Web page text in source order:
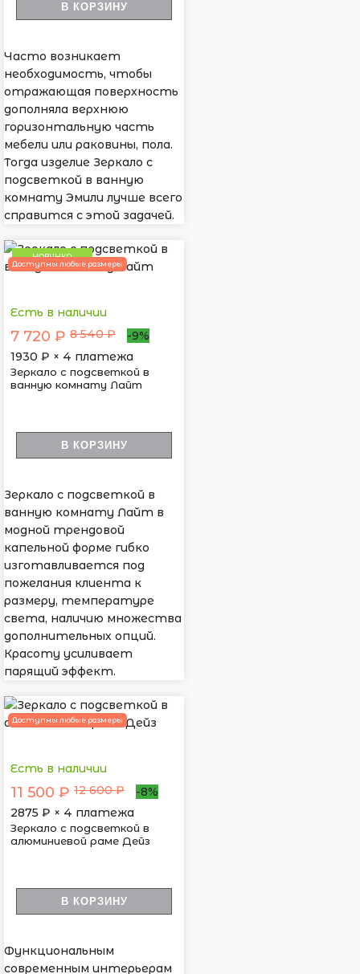
В КОРЗИНУ
Часто возникает
необходимость, чтобы
отражающая поверхность
дополняла верхнюю
горизонтальную часть
мебели или раковины, пола.
Тогда изделие Зеркало с
подсветкой в ванную
комнату Эмили лучше всего
справится с этой задачей.
НОВИНКА
Доступны любые размеры
Есть в наличии
7 720 ₽ 8 540 ₽
-9%
1930 ₽ × 4 платежа
Зеркало с подсветкой в
ванную комнату Лайт
В КОРЗИНУ
Зеркало с подсветкой в
ванную комнату Лайт в
модной трендовой
капельной форме гибко
изготавливается под
пожелания клиента к
размеру, температуре
света, наличию множества
дополнительных опций.
Красоту усиливает
парящий эффект.
Доступны любые размеры
Есть в наличии
11 500 ₽ 12 600 ₽
-8%
2875 ₽ × 4 платежа
Зеркало с подсветкой в
алюминиевой раме Дейз
В КОРЗИНУ
Функциональным
современным интерьерам